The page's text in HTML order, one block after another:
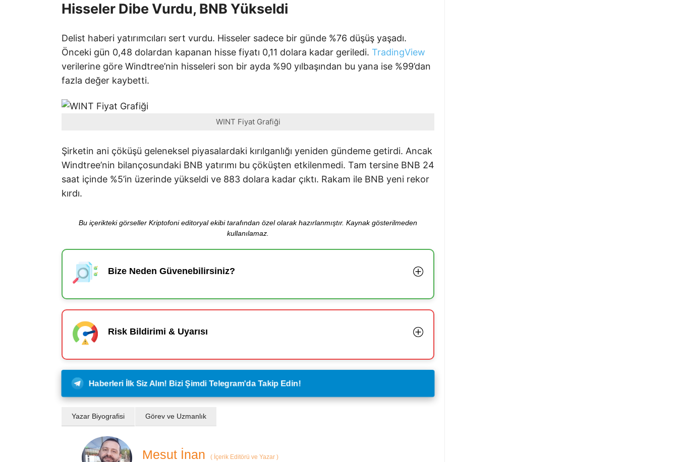
Hisseler Dibe Vurdu, BNB Yükseldi
Delist haberi yatırımcıları sert vurdu. Hisseler sadece bir günde %76 düşüş yaşadı.
Önceki gün 0,48 dolardan kapanan hisse fiyatı 0,11 dolara kadar geriledi. TradingView
verilerine göre Windtree’nin hisseleri son bir ayda %90 yılbaşından bu yana ise %99’dan
fazla değer kaybetti.
WINT Fiyat Grafiği
Şirketin ani çöküşü geleneksel piyasalardaki kırılganlığı yeniden gündeme getirdi. Ancak
Windtree’nin bilançosundaki BNB yatırımı bu çöküşten etkilenmedi. Tam tersine BNB 24
saat içinde %5’in üzerinde yükseldi ve 883 dolara kadar çıktı. Rakam ile BNB yeni rekor
kırdı.
Bu içerikteki görseller Kriptofoni editoryal ekibi tarafından özel olarak hazırlanmıştır. Kaynak gösterilmeden
kullanılamaz.
Bize Neden Güvenebilirsiniz?
Risk Bildirimi & Uyarısı
Haberleri İlk Siz Alın! Bizi Şimdi Telegram'da Takip Edin!
Yazar Biyografisi Görev ve Uzmanlık
Mesut İnan ( İçerik Editörü ve Yazar )